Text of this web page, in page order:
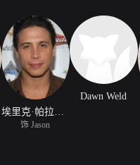
埃里克·帕拉迪诺
饰 Jason
Dawn Weld